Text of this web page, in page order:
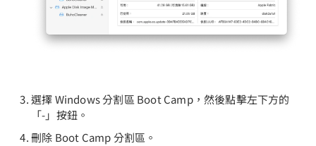
選擇 Windows 分割區 Boot Camp，然後點擊左下方的
「-」按鈕。
刪除 Boot Camp 分割區。